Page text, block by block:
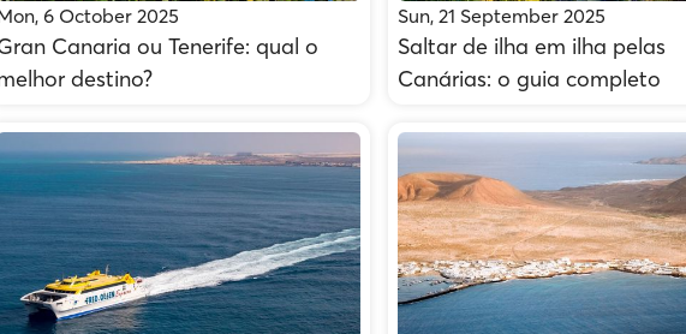
6 October 2025
Canaria ou Tenerife: qual o
destino?
Sun, 21 September 2025
Saltar de ilha em ilha pelas
Canárias: o guia completo